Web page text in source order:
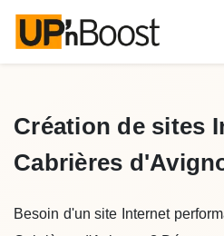
Création de sites
Cabrières
Besoin d'un site Internet